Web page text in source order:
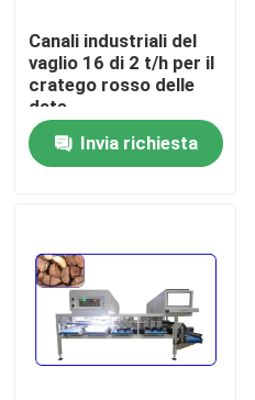
Casa
Video
Mostra VR
Canali industriali del
vaglio 16 di 2 t/h per il
cratego rosso delle
date
Invia richiesta